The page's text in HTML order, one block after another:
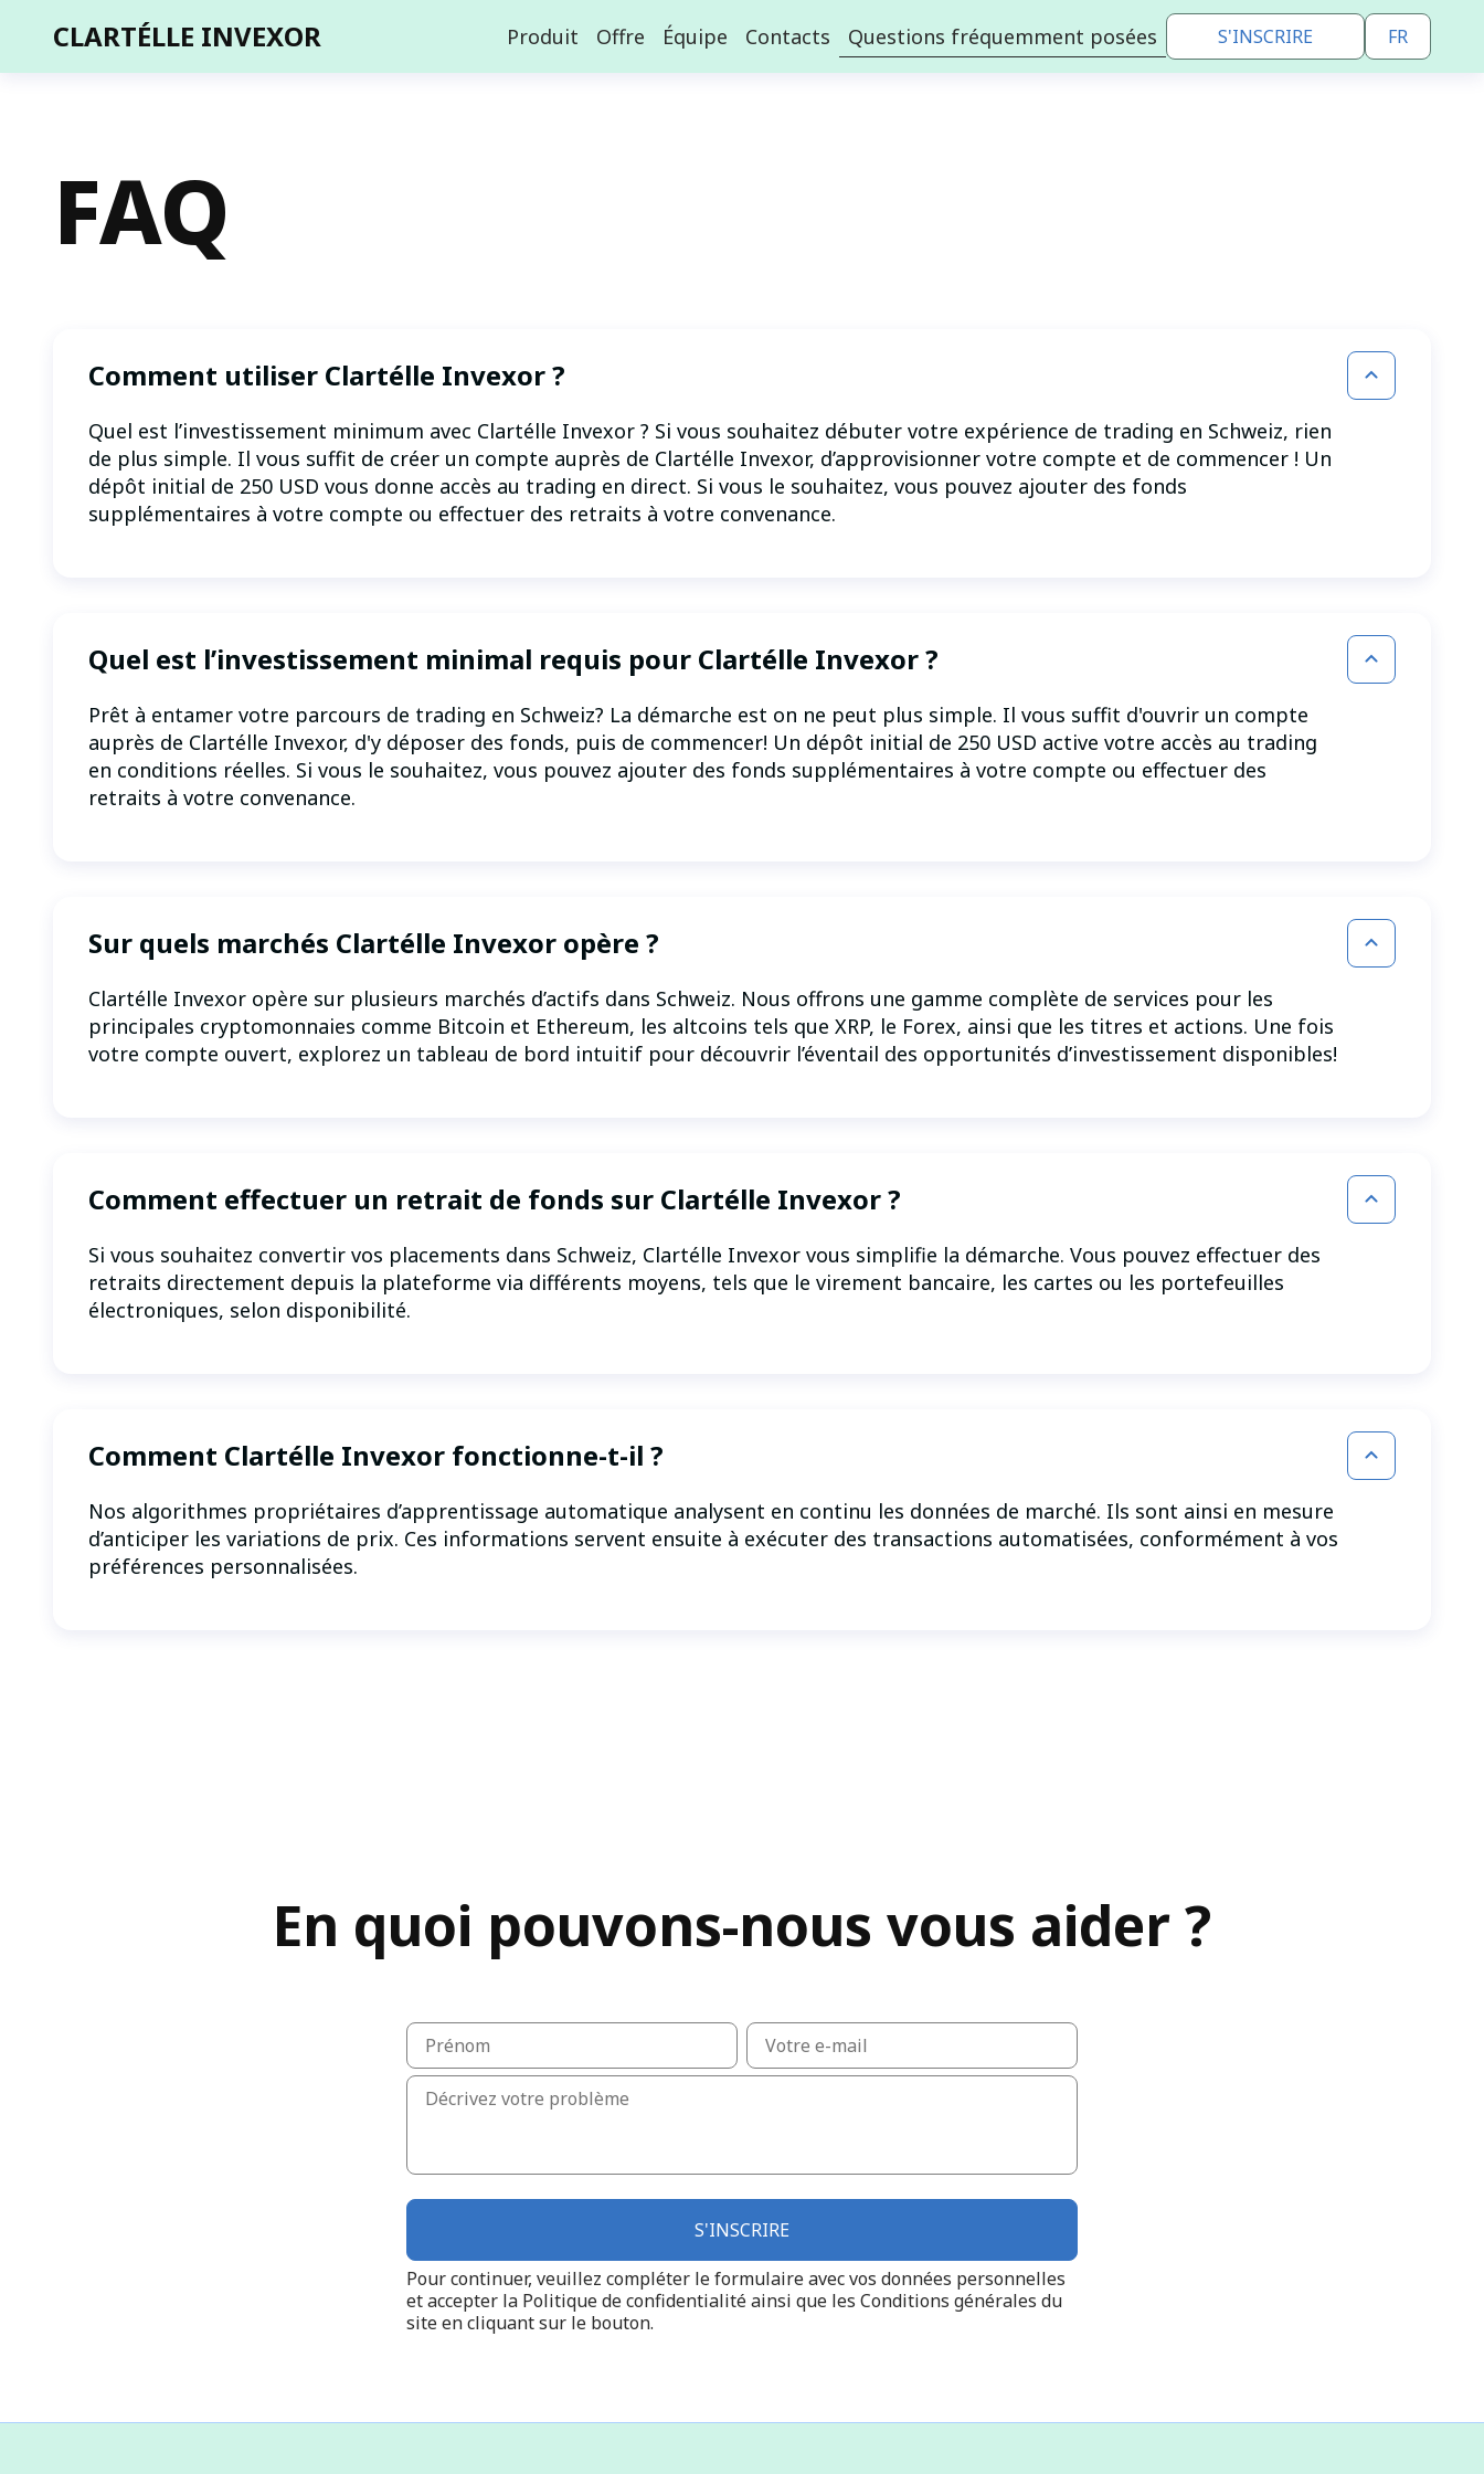
CLARTÉLLE INVEXOR Produit Offre Équipe Contacts Questions fréquemment posées S'INSCRIRE FR
en
FAQ
Comment utiliser Clartélle Invexor ?
Quel est l’investissement minimum avec Clartélle Invexor ? Si vous souhaitez débuter votre expérience de trading en Schweiz, rien
de plus simple. Il vous suffit de créer un compte auprès de Clartélle Invexor, d’approvisionner votre compte et de commencer ! Un
dépôt initial de 250 USD vous donne accès au trading en direct. Si vous le souhaitez, vous pouvez ajouter des fonds
supplémentaires à votre compte ou effectuer des retraits à votre convenance.
Quel est l’investissement minimal requis pour Clartélle Invexor ?
Prêt à entamer votre parcours de trading en Schweiz? La démarche est on ne peut plus simple. Il vous suffit d'ouvrir un compte
auprès de Clartélle Invexor, d'y déposer des fonds, puis de commencer! Un dépôt initial de 250 USD active votre accès au trading
en conditions réelles. Si vous le souhaitez, vous pouvez ajouter des fonds supplémentaires à votre compte ou effectuer des
retraits à votre convenance.
Sur quels marchés Clartélle Invexor opère ?
Clartélle Invexor opère sur plusieurs marchés d’actifs dans Schweiz. Nous offrons une gamme complète de services pour les
principales cryptomonnaies comme Bitcoin et Ethereum, les altcoins tels que XRP, le Forex, ainsi que les titres et actions. Une fois
votre compte ouvert, explorez un tableau de bord intuitif pour découvrir l’éventail des opportunités d’investissement disponibles!
Comment effectuer un retrait de fonds sur Clartélle Invexor ?
Si vous souhaitez convertir vos placements dans Schweiz, Clartélle Invexor vous simplifie la démarche. Vous pouvez effectuer des
retraits directement depuis la plateforme via différents moyens, tels que le virement bancaire, les cartes ou les portefeuilles
électroniques, selon disponibilité.
Comment Clartélle Invexor fonctionne-t-il ?
Nos algorithmes propriétaires d’apprentissage automatique analysent en continu les données de marché. Ils sont ainsi en mesure
d’anticiper les variations de prix. Ces informations servent ensuite à exécuter des transactions automatisées, conformément à vos
préférences personnalisées.
En quoi pouvons-nous vous aider ?
S'INSCRIRE
Pour continuer, veuillez compléter le formulaire avec vos données personnelles
et accepter la Politique de confidentialitéainsi que les Conditions générales du
site en cliquant sur le bouton.